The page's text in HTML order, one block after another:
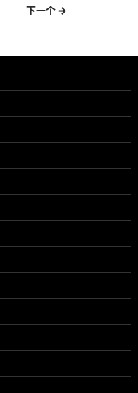
下一个 →